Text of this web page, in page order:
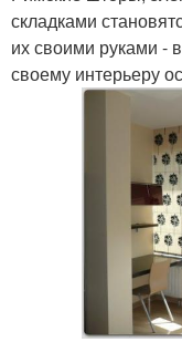
складками
их своими руками -
своему интерьеру